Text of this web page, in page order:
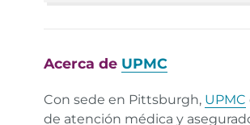
Prevention.Enlace
Acerca de UPMC
Con sede en Pittsburgh, UPMC
de atención médica y